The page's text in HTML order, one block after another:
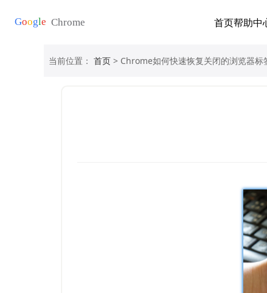
首页帮助中
当前位置： 首页 > Chrome如何快速恢复关闭的浏览器标